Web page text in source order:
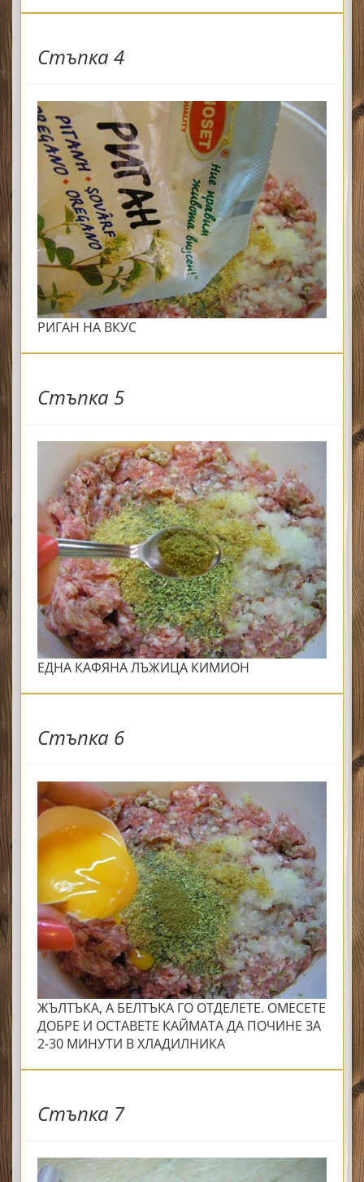
Стъпка 4
РИГАН НА ВКУС
Стъпка 5
ЕДНА КАФЯНА ЛЪЖИЦА КИМИОН
Стъпка 6
ЖЪЛТЪКА, А БЕЛТЪКА ГО ОТДЕЛЕТЕ. ОМЕСЕТЕ
ДОБРЕ И ОСТАВЕТЕ КАЙМАТА ДА ПОЧИНЕ ЗА
2-30 МИНУТИ В ХЛАДИЛНИКА
Стъпка 7